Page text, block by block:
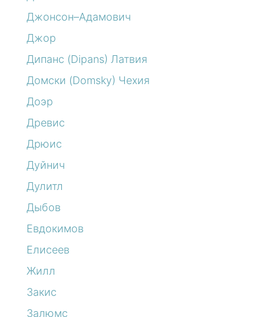
Джонсон–Адамович
Джор
Дипанс (Dipans) Латвия
Домски (Domsky) Чехия
Доэр
Древис
Дрюис
Дуйнич
Дулитл
Дыбов
Евдокимов
Елисеев
Жилл
Закис
Залюмс